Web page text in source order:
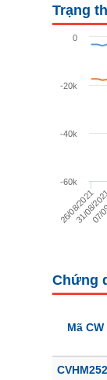
Trạng
26/08/2021
31/08/
-60k
-40k
-20k
0
Chứng
Mã CW
CÔNG
TIÊU
TIÊU
CHĂM
CÔNG
BẤT
Cổ